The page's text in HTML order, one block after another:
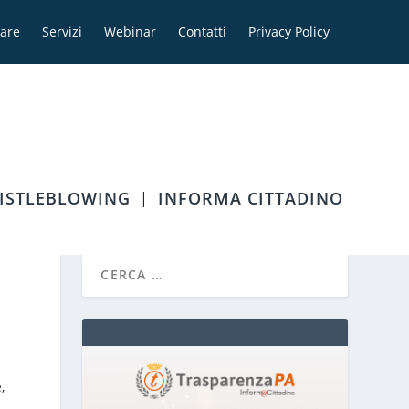
Servizi Webinar Contatti Privacy Policy
INFORMA CITTADINO
,